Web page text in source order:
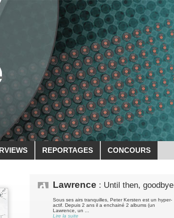
REPORTAGES CONCOURS
Lawrence : Until then, goodbye
Sous ses airs tranquilles, Peter Kersten est un hyper-
actif. Depuis 2 ans il a enchainé 2 albums (un
Lawrence, un ...
Lire la suite